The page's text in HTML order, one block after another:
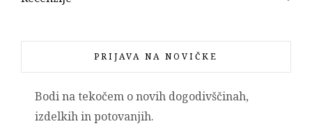
PRIJAVA NA NOVIČKE
Bodi na tekočem o novih dogodivščinah,
izdelkih in potovanjih.